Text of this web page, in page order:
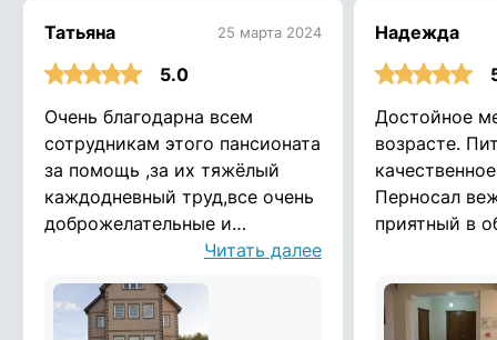
Татьяна 25 марта 2024
5.0
Очень благодарна всем
сотрудникам этого пансионата
за помощь ,за их тяжёлый
каждодневный труд,все очень
доброжелательные и
душевные люди!дай Бог им
Читать далее
Надежда
Достойное
возрасте.
Перносал
приятный в
опрятные.